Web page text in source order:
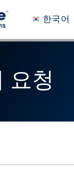
한국어
기
요청